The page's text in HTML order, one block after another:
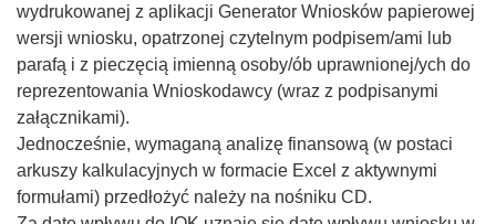
wydrukowanej z aplikacji Generator Wniosków papierowej
wersji wniosku, opatrzonej czytelnym podpisem/ami lub
parafą i z pieczęcią imienną osoby/ób uprawnionej/ych do
reprezentowania Wnioskodawcy (wraz z podpisanymi
załącznikami).
Jednocześnie, wymaganą analizę finansową (w postaci
arkuszy kalkulacyjnych w formacie Excel z aktywnymi
formułami) przedłożyć należy na nośniku CD.